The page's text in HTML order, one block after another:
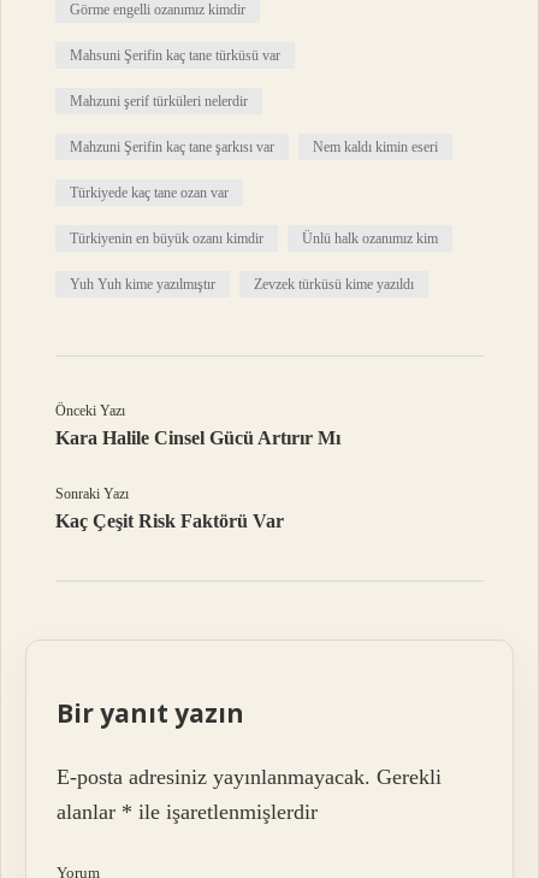
Görme engelli ozanımız kimdir
Mahsuni Şerifin kaç tane türküsü var
Mahzuni şerif türküleri nelerdir
Mahzuni Şerifin kaç tane şarkısı var Nem kaldı kimin eseri
Türkiyede kaç tane ozan var
Türkiyenin en büyük ozanı kimdir Ünlü halk ozanımız kim
Yuh Yuh kime yazılmıştır Zevzek türküsü kime yazıldı
Önceki Yazı
Kara Halile Cinsel Gücü Artırır Mı
Sonraki Yazı
Kaç Çeşit Risk Faktörü Var
Bir yanıt yazın
E-posta adresiniz yayınlanmayacak. Gerekli
alanlar * ile işaretlenmişlerdir
Yorum